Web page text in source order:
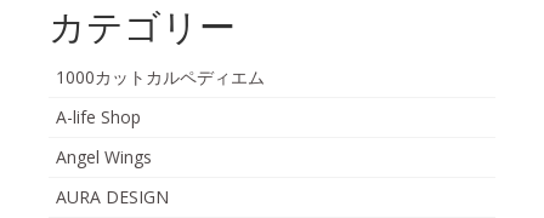
カテゴリー
1000カットカルペディエム
A-life Shop
Angel Wings
AURA DESIGN